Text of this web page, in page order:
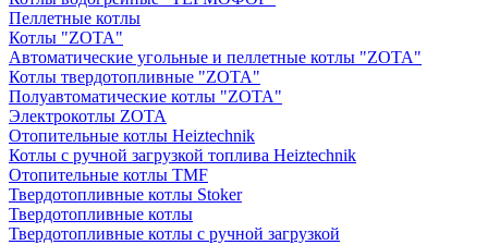
Пеллетные котлы
Котлы "ZOTA"
Автоматические угольные и пеллетные котлы "ZOTA"
Котлы твердотопливные "ZOTA"
Полуавтоматические котлы "ZOTA"
Электрокотлы ZOTA
Отопительные котлы Heiztechnik
Котлы с ручной загрузкой топлива Heiztechnik
Отопительные котлы TMF
Твердотопливные котлы Stoker
Твердотопливные котлы
Твердотопливные котлы с ручной загрузкой